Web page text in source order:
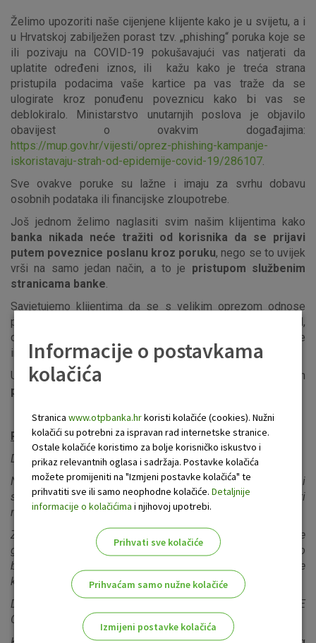
Želimo upozoriti naše cijenjene klijente kako je u svijetu, a i
u Hrvatskoj zabilježen porast tzv. „phishing“ poruka koje se
ili pozivaju na COVID-19 pokušavajući vas natjerati da
uplatite određeni iznos, ili kažu kako je treća strana
pristupila podacima vaše kartice pa vas traže da se
ulogirate kroz ponuđenu poveznicu kako bi vas se
deblokiralo. Ministarstvo unutarnjih poslova je objavilo
obavijest o ovakvim događajima:
https://mup.gov.hr/vijesti/oprez-phishing-kampanje-
iskoristavaju-strah-od-epidemije-covid-19/286107
Sve ovakve poruke su lažne i imaju za svrhu dobavu
osobnih podataka ili financijske zloupotrebe.
Još jednom želimo naglasiti svim našim klijentima kako
banka nikada neće tražiti od korisnika da se prijavi
putem poveznice poslanu kroz poruku, nego se to uvijek
vrši na samo jedan način, a to je pristupom službenim
stranicama banke
Savjetujemo klijentima da se s velikim oprezom odnose
prema podacima vezanim za karticu (broj kartice, PIN,
datum isteka i ostali podaci) te da koriste sigurne kanale
internetske prodaje i stranice provjerenih trgovaca.
U nastavku se nalazi nekoliko primjera sadržaja ovakvih
prijevarnih
Primjer 1:
Dragi kupče,
Nedavno smo pregledali vaš račun na kreditnoj kartici i
sumnjamo da je vašoj kreditnoj kartici mogla pristupiti
neovlaštena treća strana.
Zaštita sigurnosti vašeg računa na kreditnoj kartici naša je
glavna briga, stoga smo kao preventivnu mjeru privremeno
blokirali pristup osjetljivim značajkama računa kreditne
kartice.
Da biste vratili pristup svom računu, trebate nas KLIKNITE
OVDJE i potvrdite svoj identitet
Informacije o postavkama
kolačića
Stranica www.otpbanka.hrkoristi kolačiće (cookies). Nužni
kolačići su potrebni za ispravan rad internetske stranice.
Ostale kolačiće koristimo za bolje korisničko iskustvo i
prikaz relevantnih oglasa i sadržaja. Postavke kolačića
možete promijeniti na "Izmjeni postavke kolačića" te
prihvatiti sve ili samo neophodne kolačiće. Detaljnije
informacije o kolačićima i njihovoj upotrebi.
Prihvati sve kolačiće
Prihvaćam samo nužne kolačiće
Izmijeni postavke kolačića